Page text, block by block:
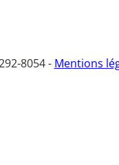
8054 - Mentions